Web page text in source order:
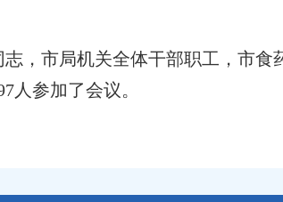
，市局机关全体干部职工，市食
人参加了会议。